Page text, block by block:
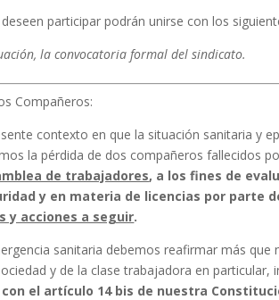
participar podrán unirse con los
la convocatoria formal del sindicato.
Compañeros:
contexto en que la situación sanitaria y
la pérdida de dos compañeros fallecidos
de trabajadores, a los fines de
y en materia de licencias por parte
y acciones a seguir.
sanitaria debemos reafirmar más
y de la clase trabajadora en particular,
el artículo 14 bis de nuestra